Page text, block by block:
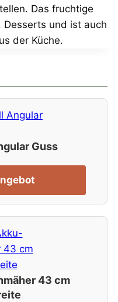
Das fruchtige
Desserts und ist auch
der Küche.
Guss
43 cm